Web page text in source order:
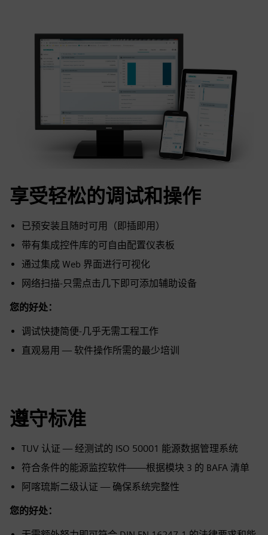
享受轻松的调试和操作
已预安装且随时可用（即插即用）
带有集成控件库的可自由配置仪表板
通过集成 Web 界面进行可视化
网络扫描-只需点击几下即可添加辅助设备
您的好处：
调试快捷简便-几乎无需工程工作
直观易用 — 软件操作所需的最少培训
遵守标准
TUV 认证 — 经测试的 ISO 50001 能源数据管理系统
符合条件的能源监控软件——根据模块 3 的 BAFA 清单
阿喀琉斯二级认证 — 确保系统完整性
您的好处：